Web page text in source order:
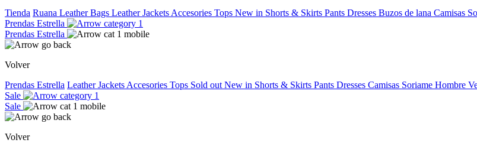
Tienda Ruana Leather Bags Leather Jackets Accesories Tops New in Shorts & Skirts Pants Dresses Buzos de lana Camisas
Prendas Estrella
Prendas Estrella
Volver
Prendas Estrella Leather Jackets Accesories Tops Sold out New in Shorts & Skirts Pants Dresses Camisas Soriame Hombre
Sale
Sale
Volver